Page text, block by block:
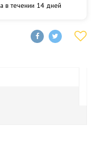
в течении 14 дней